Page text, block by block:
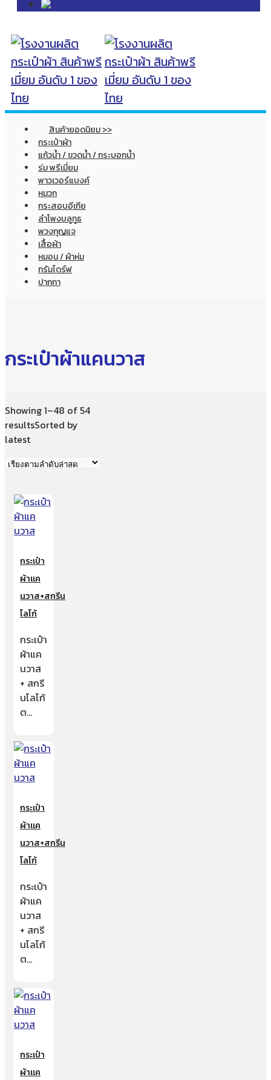
สินค้ายอดนิยม >>
กระเป๋าผ้า
แก้วน้ำ / ขวดน้ำ / กระบอกน้ำ
ร่ม พรีเมี่ยม
พาวเวอร์แบงค์
หมวก
กระสอบอีเกีย
ลำโพงบลูทูธ
พวงกุญแจ
เสื้อผ้า
หมอน / ผ้าห่ม
ทรัมไดร์ฟ
ปากกา
กระเป๋าผ้าแคนวาส
Showing 1–48 of 54
resultsSorted by
latest
กระเป๋า
ผ้าแค
นวาส+สกรีน
โลโก้
กระเป๋า
ผ้าแค
นวาส
+ สกรี
นโลโก้
ต…
กระเป๋า
ผ้าแค
นวาส+สกรีน
โลโก้
กระเป๋า
ผ้าแค
นวาส
+ สกรี
นโลโก้
ต…
กระเป๋า
ผ้าแค